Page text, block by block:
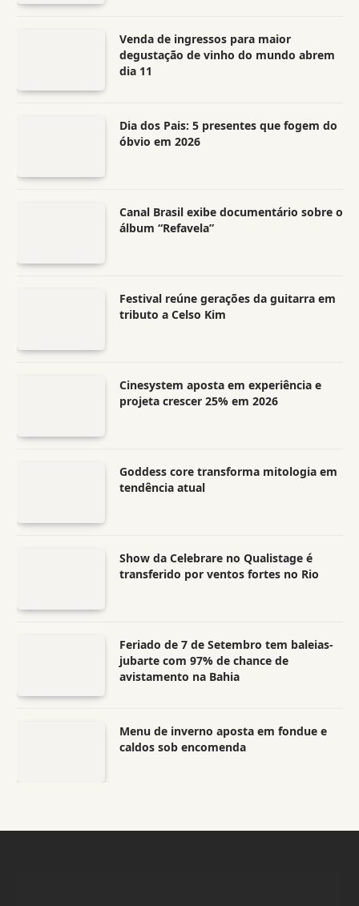
Venda de ingressos para maior
degustação de vinho do mundo abrem
dia 11
Dia dos Pais: 5 presentes que fogem do
óbvio em 2026
Canal Brasil exibe documentário sobre o
álbum “Refavela”
Festival reúne gerações da guitarra em
tributo a Celso Kim
Cinesystem aposta em experiência e
projeta crescer 25% em 2026
Goddess core transforma mitologia em
tendência atual
Show da Celebrare no Qualistage é
transferido por ventos fortes no Rio
Feriado de 7 de Setembro tem baleias-
jubarte com 97% de chance de
avistamento na Bahia
Menu de inverno aposta em fondue e
caldos sob encomenda